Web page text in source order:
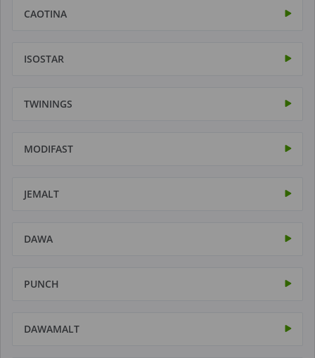
CAOTINA
ISOSTAR
TWININGS
MODIFAST
JEMALT
DAWA
PUNCH
DAWAMALT